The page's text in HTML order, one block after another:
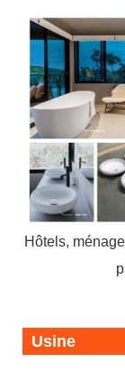
Hôtels,
Usine